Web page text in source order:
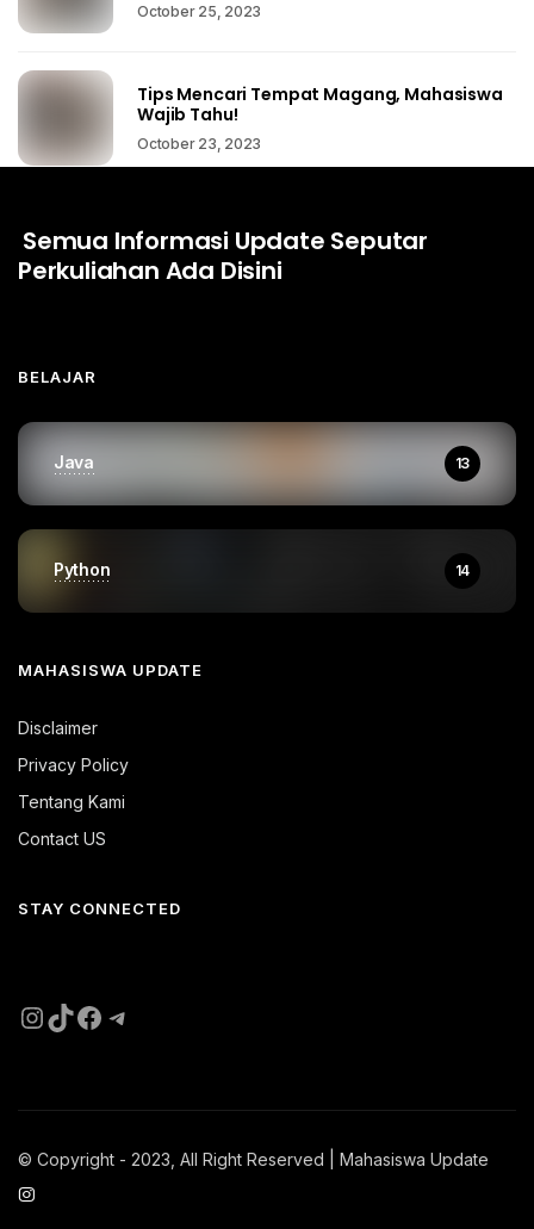
October 25, 2023
Tips Mencari Tempat Magang, Mahasiswa
Wajib Tahu!
October 23, 2023
Semua Informasi Update Seputar
Perkuliahan Ada Disini
BELAJAR
Java 13
Python 14
MAHASISWA UPDATE
Disclaimer
Privacy Policy
Tentang Kami
Contact US
STAY CONNECTED
Instagram
TikTok
Facebook
Telegram
© Copyright - 2023, All Right Reserved | Mahasiswa Update